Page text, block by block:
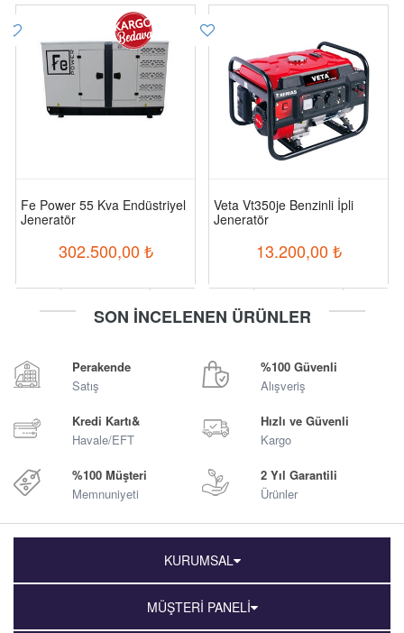
Fe Power 55 Kva Endüstriyel
Jeneratör
302.500,00 ₺
Veta Vt350je Benzinli İpli
Jeneratör
13.200,00 ₺
SON İNCELENEN ÜRÜNLER
Perakende
Satış
%100 Güvenli
Alışveriş
Kredi Kartı&
Havale/EFT
Hızlı ve Güvenli
Kargo
%100 Müşteri
Memnuniyeti
2 Yıl Garantili
Ürünler
KURUMSAL
MÜŞTERİ PANELİ